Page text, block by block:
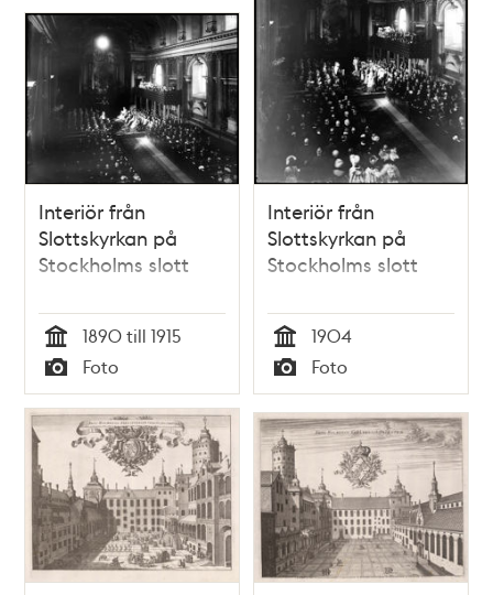
Interiör från
Slottskyrkan på
Stockholms slott
Tid
1890 till 1915
Typ
Foto
Interiör från
Slottskyrkan på
Stockholms slott
Tid
1904
Typ
Foto